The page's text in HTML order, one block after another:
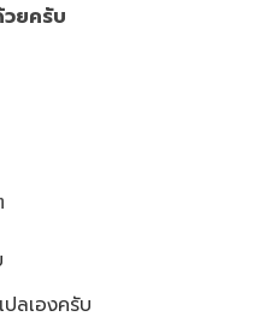
ยครับ
ลเองครับ